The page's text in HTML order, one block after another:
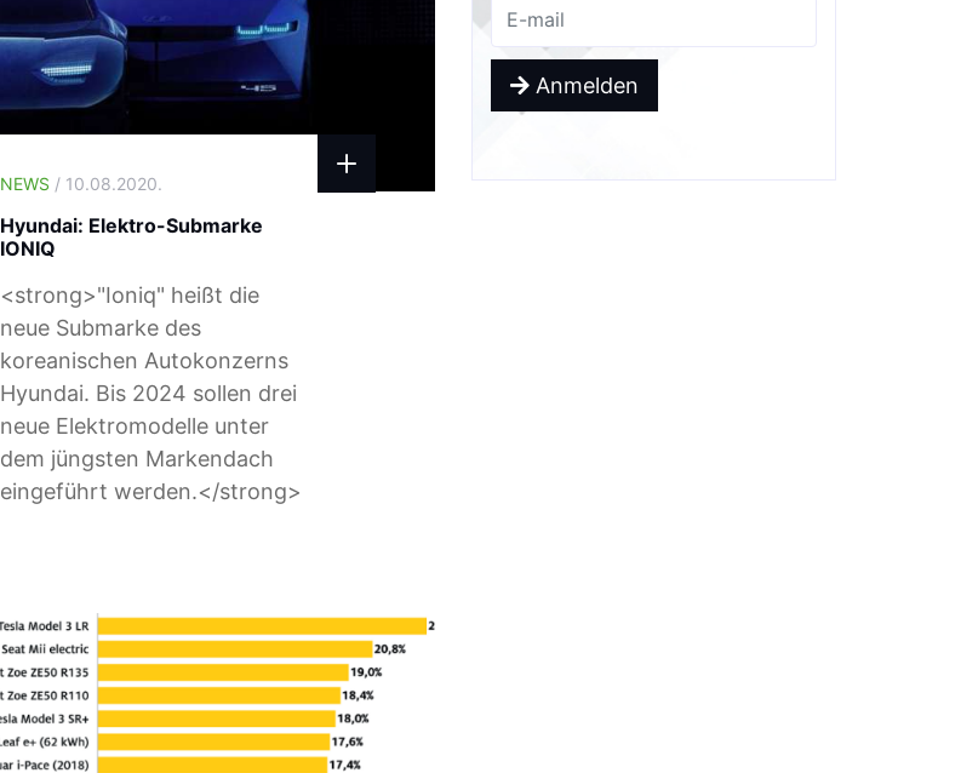
NEWS / 10.08.2020.
Hyundai: Elektro-Submarke
IONIQ
<strong>"Ioniq" heißt die
neue Submarke des
koreanischen Autokonzerns
Hyundai. Bis 2024 sollen drei
neue Elektromodelle unter
dem jüngsten Markendach
eingeführt werden.</strong>
Anmelden